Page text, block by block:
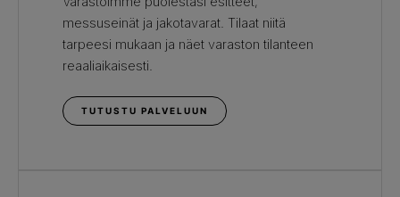
messuseinät ja jakotavarat. Tilaat niitä
tarpeesi mukaan ja näet varaston tilanteen
reaaliaikaisesti.
TUTUSTU PALVELUUN